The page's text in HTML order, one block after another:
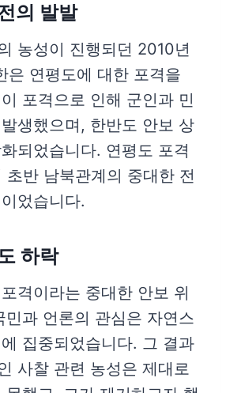
의 발발
농성이 진행되던 2010년
은 연평도에 대한 포격을
포격으로 인해 군인과 민
생했으며, 한반도 안보 상
되었습니다. 연평도 포격
반 남북관계의 중대한 전
었습니다.
하락
격이라는 중대한 안보 위
민과 언론의 관심은 자연스
집중되었습니다. 그 결과
사찰 관련 농성은 제대로